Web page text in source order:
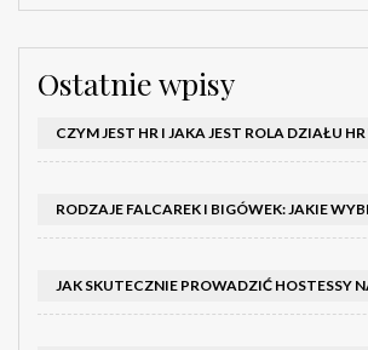
Ostatnie wpisy
CZYM JEST HR I JAKA JEST ROLA DZIAŁU